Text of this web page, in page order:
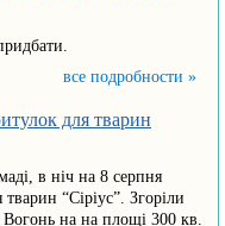
все подробности »
для тварин
в ніч на 8 серпня
“Сіріус”. Згоріли
на на площі 300 кв.